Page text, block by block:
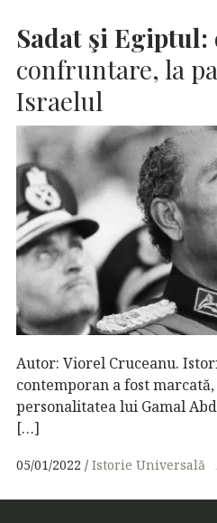
Sadat şi Egiptul:
confruntare, la
Israelul
Autor: Viorel Cruceanu.
contemporan a fost
personalitatea lui Gamal
[…]
05/01/2022 Istorie Universală